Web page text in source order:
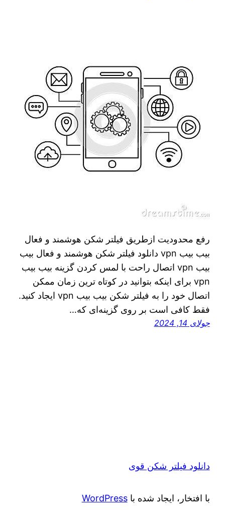
رفع محدودیت ازطریق فیلتر شکن هوشمند و فعال
بیب بیب vpn دانلود فیلتر شکن هوشمند و فعال بیب
بیب vpn اتصال راحت با لمس کردن گزینه بیب بیب
vpn برای اینکه بتوانید در کوتاه‌ ترین زمان ممکن
اتصال خود را به فیلتر شکن بیب بیب vpn ایجاد کنید.
فقط کافی است بر روی گزینه‌ای که…
جولای 14, 2024
دانلود فیلتر شکن قوی
با افتخار، ایجاد شده باWordPress